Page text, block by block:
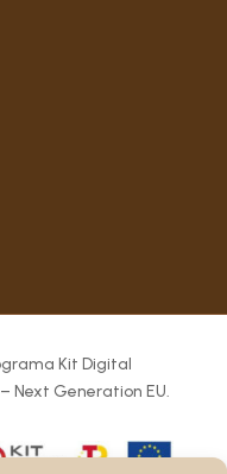
Kit Digital
Next Generation EU.